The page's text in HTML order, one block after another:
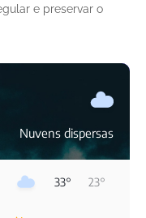
e preservar o
Nuvens dispersas
33° 23°